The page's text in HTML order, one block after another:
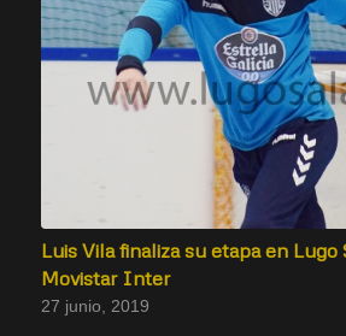
Luis Vila finaliza su etapa en Lugo
Movistar Inter
27 junio, 2019